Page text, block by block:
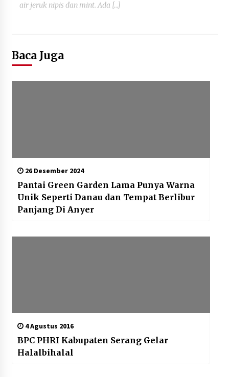
air jeruk nipis dan mint. Ada […]
Baca Juga
26 Desember 2024
Pantai Green Garden Lama Punya Warna
Unik Seperti Danau dan Tempat Berlibur
Panjang Di Anyer
4 Agustus 2016
BPC PHRI Kabupaten Serang Gelar
Halalbihalal